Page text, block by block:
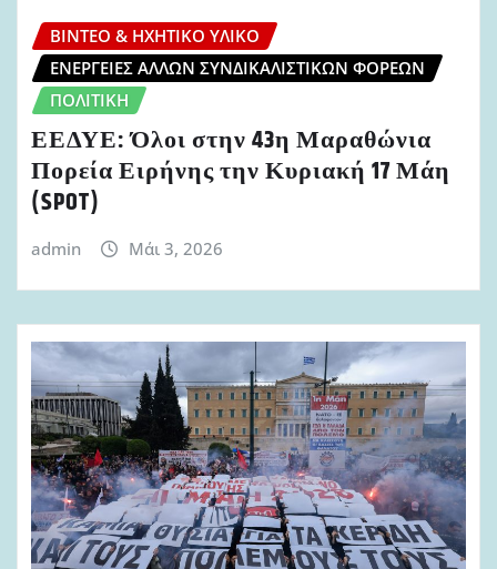
ΒΊΝΤΕΟ & ΗΧΗΤΙΚΌ ΥΛΙΚΌ
ΕΝΈΡΓΕΙΕΣ ΆΛΛΩΝ ΣΥΝΔΙΚΑΛΙΣΤΙΚΏΝ ΦΟΡΈΩΝ
ΠΟΛΙΤΙΚΉ
ΕΕΔΥΕ: Όλοι στην 43η Μαραθώνια
Πορεία Ειρήνης την Κυριακή 17 Μάη
(SPOT)
admin Μάι 3, 2026